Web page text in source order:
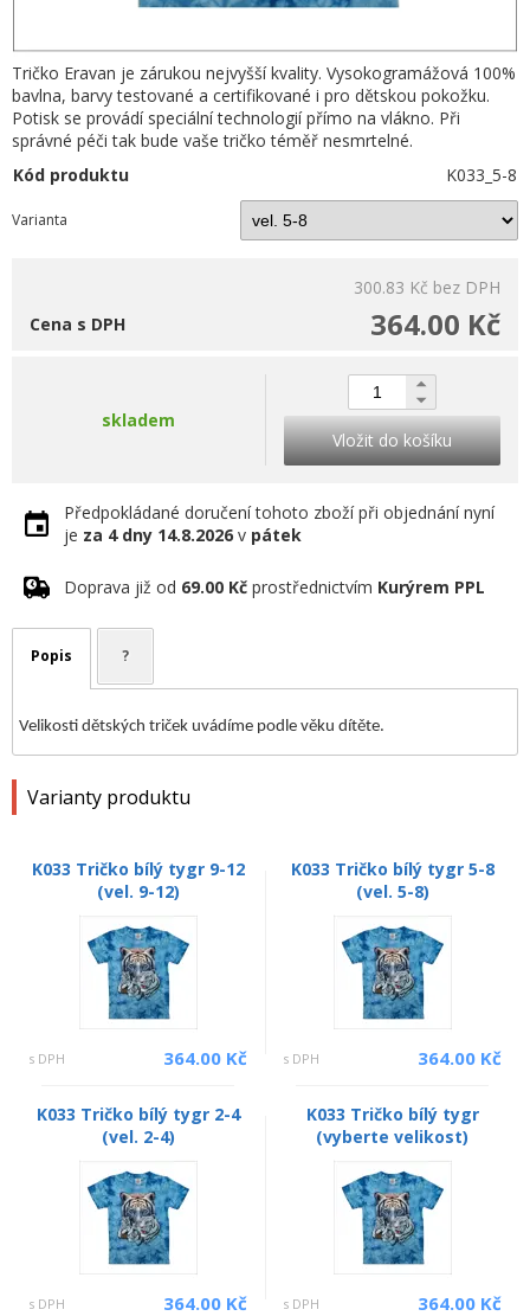
Tričko Eravan je zárukou nejvyšší kvality. Vysokogramážová 100%
bavlna, barvy testované a certifikované i pro dětskou pokožku.
Potisk se provádí speciální technologií přímo na vlákno. Při
správné péči tak bude vaše tričko téměř nesmrtelné.
Kód produktu
K033_5-8
Varianta
300.83 Kč bez DPH
364.00 Kč
Cena s DPH
skladem
Vložit do košíku
Předpokládané doručení tohoto zboží při objednání nyní
je za 4 dny 14.8.2026 v pátek
Doprava již od 69.00 Kč prostřednictvím Kurýrem PPL
Popis ?
Velikosti dětských triček uvádíme podle věku dítěte.
Varianty produktu
K033 Tričko bílý tygr 9-12
(vel. 9-12)
s DPH 364.00 Kč
K033 Tričko bílý tygr 5-8
(vel. 5-8)
s DPH 364.00 Kč
K033 Tričko bílý tygr 2-4
(vel. 2-4)
s DPH 364.00 Kč
K033 Tričko bílý tygr
(vyberte velikost)
s DPH 364.00 Kč